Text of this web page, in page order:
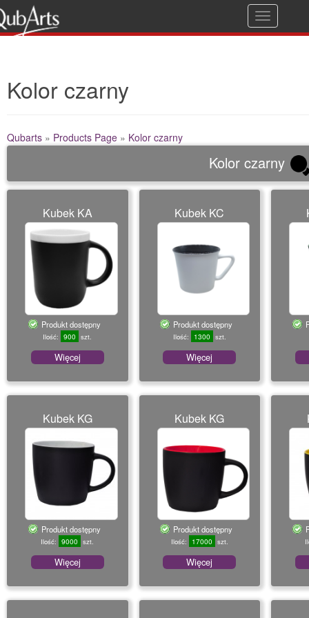
T
n
a
v
Kolor czarny
Qubarts » Products Page » Kolor czarny
Kolor czarny
Kubek KA
Produkt dostępny
Ilość: 900 szt.
Więcej
Kubek KC
Produkt dostępny
Ilość: 1300 szt.
Więcej
Kubek KG
Produkt dostępny
Ilość: 9000 szt.
Więcej
Kubek KG
Produkt dostępny
Ilość: 17000 szt.
Więcej